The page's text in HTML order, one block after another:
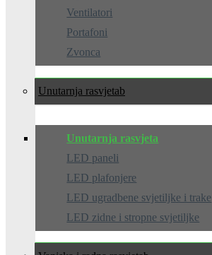
Ventilatori
Portafoni
Zvonca
Unutarnja rasvjeta
Unutarnja rasvjeta
LED paneli
LED plafonjere
LED ugradbene svjetiljke i trake
LED zidne i stropne svjetiljke